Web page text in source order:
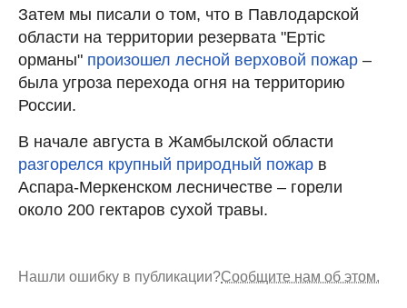
Затем мы писали о том, что в Павлодарской
области на территории резервата "Ертіс
орманы" произошел лесной верховой пожар –
была угроза перехода огня на территорию
России.
В начале августа в Жамбылской области
разгорелся крупный природный пожар в
Аспара-Меркенском лесничестве – горели
около 200 гектаров сухой травы.
Нашли ошибку в публикации?Сообщите нам об этом.